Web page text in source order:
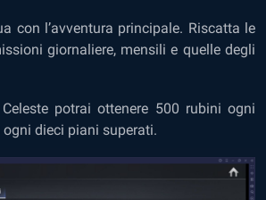
con l’avventura principale. Riscatta le
giornaliere, mensili e quelle degli
potrai ottenere 500 rubini ogni
dieci piani superati.